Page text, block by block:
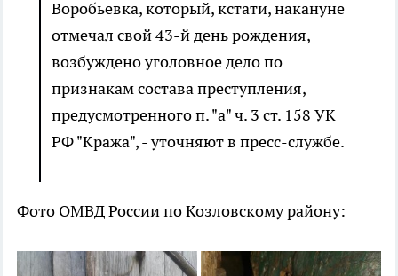
Воробьевка, который, кстати, накануне
отмечал свой 43-й день рождения,
возбуждено уголовное дело по
признакам состава преступления,
предусмотренного п. "а" ч. 3 ст. 158 УК
РФ "Кража", - уточняют в пресс-службе.
Фото ОМВД России по Козловскому району: